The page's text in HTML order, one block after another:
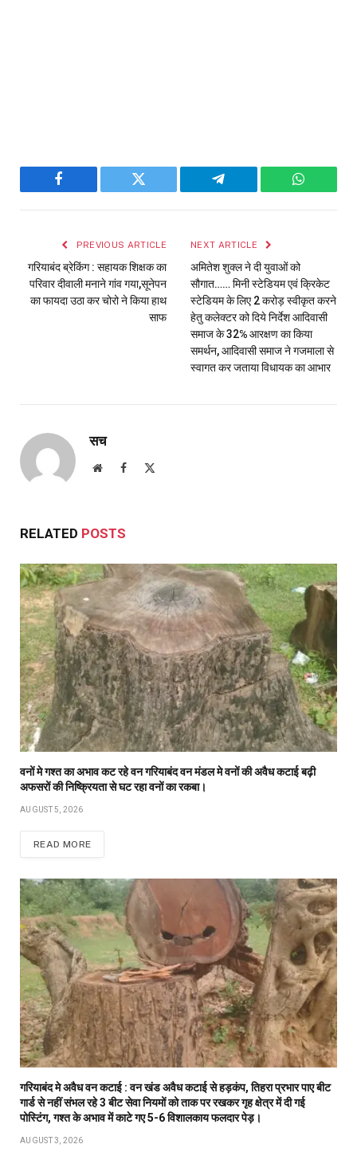
Facebook Twitter Telegram
PREVIOUS ARTICLE
गरियाबंद ब्रेकिंग : सहायक शिक्षक का
परिवार दीवाली मनाने गांव गया,सूनेपन
का फायदा उठा कर चोरो ने किया हाथ
साफ
NEXT ARTICLE
अमितेश शुक्ल ने दी युवाओं को
सौगात…… मिनी स्टेडियम एवं क्रिकेट
स्टेडियम के लिए 2 करोड़ स्वीकृत करने
हेतु कलेक्टर को दिये निर्देश आदिवासी
समाज के 32℅ आरक्षण का किया
समर्थन, आदिवासी समाज ने गजमाला से
स्वागत कर जताया विधायक का आभार
सच
WebsiteFacebook
RELATED POSTS
वनों मे गश्त का अभाव कट रहे वन गरियाबंद वन मंडल मे वनों की अवैध कटाई बढ़ी
अफसरों की निष्क्रियता से घट रहा वनों का रकबा।
AUGUST 5, 2026
READ MORE
गरियाबंद मे अवैध वन कटाई : वन खंड अवैध कटाई से हड़कंप, तिहरा प्रभार पाए बीट
गार्ड से नहीं संभल रहे 3 बीट सेवा नियमों को ताक पर रखकर गृह क्षेत्र में दी गई
पोस्टिंग, गश्त के अभाव में काटे गए 5-6 विशालकाय फलदार पेड़।
AUGUST 3, 2026